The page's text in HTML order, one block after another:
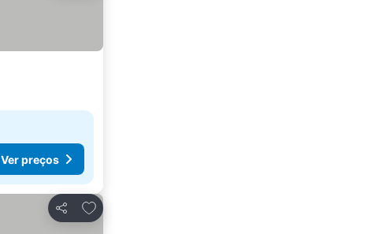
Ver preços
Partilhar
Adicionar aos favoritos